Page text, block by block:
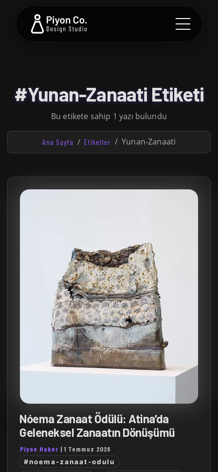
#Yunan-Zanaati Etiketi
Bu etikete sahip 1 yazı bulundu
Ana Sayfa Etiketler Yunan-Zanaati
Nóema Zanaat Ödülü: Atina’da
Geleneksel Zanaatın Dönüşümü
Piyon Haber |1 Temmuz 2026
#noema-zanaat-odulu